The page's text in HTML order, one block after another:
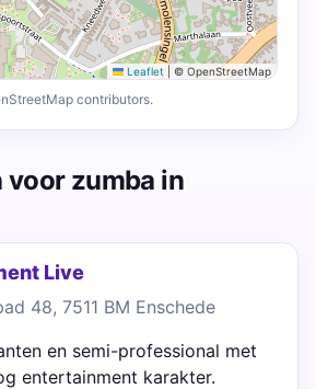
Leaflet © OpenStreetMap
contributors.
voor zumba in
Live
48, 7511 BM Enschede
en semi-professional met
entertainment karakter.